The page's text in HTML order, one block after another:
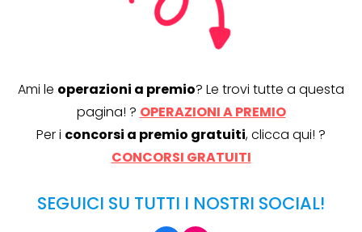
Ami le operazioni a premio? Le trovi tutte a questa
pagina! ? OPERAZIONI A PREMIO
Per i concorsi a premio gratuiti, clicca qui! ?
CONCORSI GRATUITI
SEGUICI SU TUTTI I NOSTRI SOCIAL!